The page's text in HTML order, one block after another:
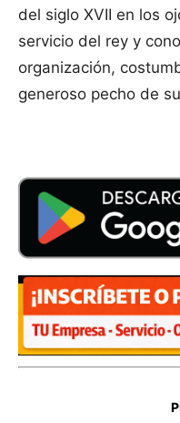
del siglo XVII en los
servicio del rey y
organización,
generoso pecho de